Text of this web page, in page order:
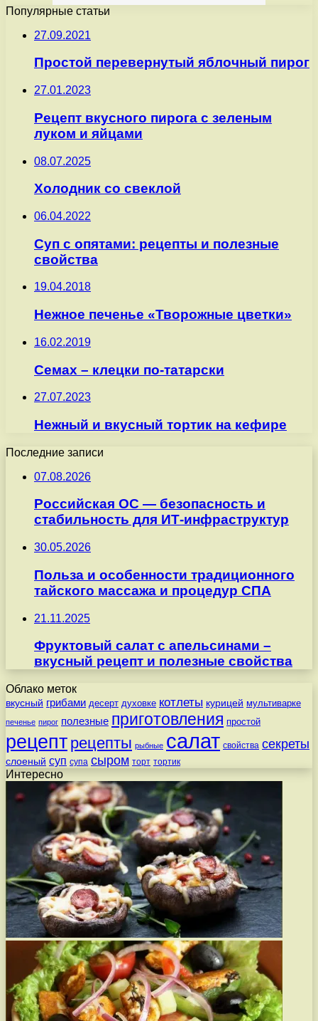
Популярные статьи
27.09.2021
Простой перевернутый яблочный пирог
27.01.2023
Рецепт вкусного пирога с зеленым
луком и яйцами
08.07.2025
Холодник со свеклой
06.04.2022
Суп с опятами: рецепты и полезные
свойства
19.04.2018
Нежное печенье «Творожные цветки»
16.02.2019
Семах – клецки по-татарски
27.07.2023
Нежный и вкусный тортик на кефире
Последние записи
07.08.2026
Российская ОС — безопасность и
стабильность для ИТ-инфраструктур
30.05.2026
Польза и особенности традиционного
тайского массажа и процедур СПА
21.11.2025
Фруктовый салат с апельсинами –
вкусный рецепт и полезные свойства
Облако меток
вкусный грибами десерт духовке котлеты курицей мультиварке
печенье пирог полезные приготовления простой
рецепт рецепты рыбные салат свойства секреты
слоеный суп супа сыром торт тортик
Интересно